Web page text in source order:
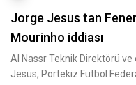
Jorge Jesus tan
Mourinho iddiası
Al Nassr Teknik Direktörü ve
Jesus, Portekiz Futbol